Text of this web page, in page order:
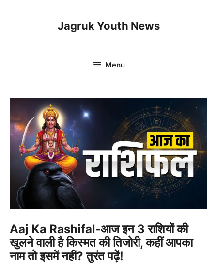
Jagruk Youth News
Menu
Aaj Ka Rashifal-आज इन 3 राशियों की
खुलने वाली है किस्मत की तिजोरी, कहीं आपका
नाम तो इसमें नहीं? तुरंत पढ़ें!